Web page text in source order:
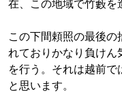
在、この地域で竹藪を
この下間頼照の最後
れておりかなり負けん
を行う。それは越前
と思います。